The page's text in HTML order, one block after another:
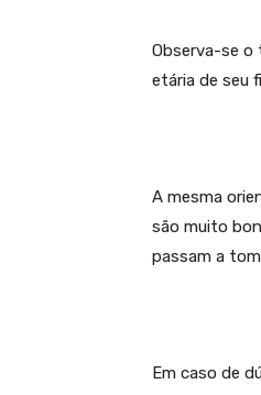
Observa-se
etária de seu
A mesma
são muito
passam a
Em caso de